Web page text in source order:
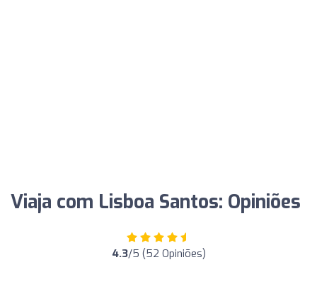
Viaja com Lisboa Santos: Opiniões
4.3/5 (52 Opiniões)